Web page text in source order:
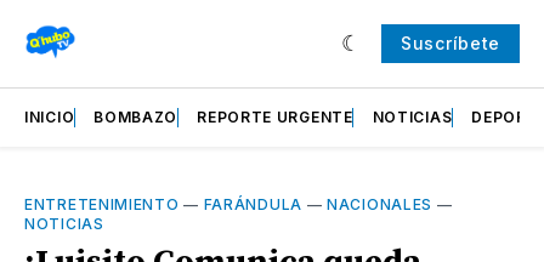
Suscríbete
INICIO BOMBAZO REPORTE URGENTE NOTICIAS
ENTRETENIMIENTO — FARÁNDULA —NACIONALES —
NOTICIAS